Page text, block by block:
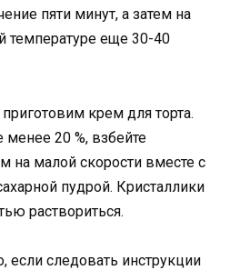
пяти минут, а затем на
температуре еще 30-40
крем для торта.
20 %, взбейте
на малой скорости вместе с
пудрой. Кристаллики
раствориться.
если следовать инструкции